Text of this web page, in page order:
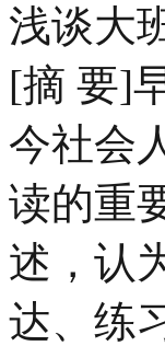
浅谈大
[摘 要]
今社会
读的重
述，认
达、练